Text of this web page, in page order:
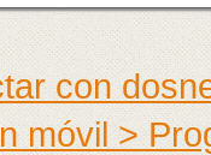
con
móvil >